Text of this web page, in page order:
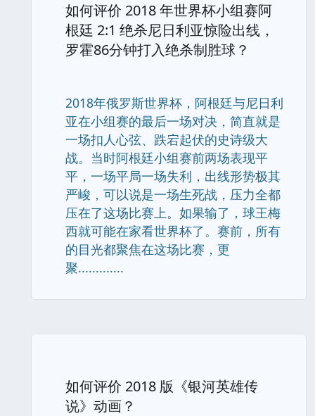
如何评价 2018 年世界杯小组赛阿
根廷 2:1 绝杀尼日利亚惊险出线，
罗霍86分钟打入绝杀制胜球？
2018年俄罗斯世界杯，阿根廷与尼日利
亚在小组赛的最后一场对决，简直就是
一场扣人心弦、跌宕起伏的史诗级大
战。当时阿根廷小组赛前两场表现平
平，一场平局一场失利，出线形势极其
严峻，可以说是一场生死战，压力全都
压在了这场比赛上。如果输了，球王梅
西就可能在家看世界杯了。赛前，所有
的目光都聚焦在这场比赛，更
聚.............
如何评价 2018 版《银河英雄传
说》动画？